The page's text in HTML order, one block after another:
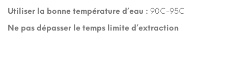
Utiliser la bonne température d’eau : 90C-95C
Ne pas dépasser le temps limite d’extraction